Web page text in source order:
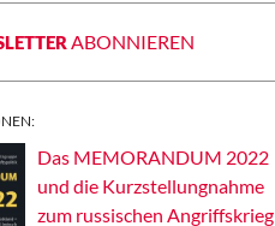
ABONNIEREN
Das MEMORANDUM 2022
und die Kurzstellungnahme
zum russischen Angriffskrieg